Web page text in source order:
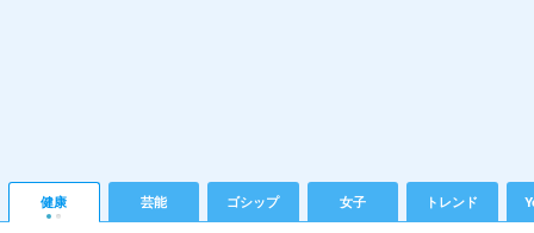
健康 芸能 ゴシップ 女子 トレンド